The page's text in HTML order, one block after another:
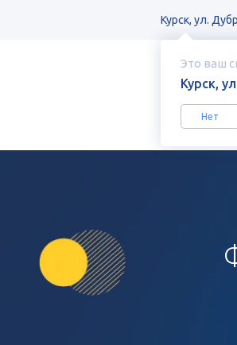
Это ваш
Курск,
Нет
Курск, ул.
Каталог